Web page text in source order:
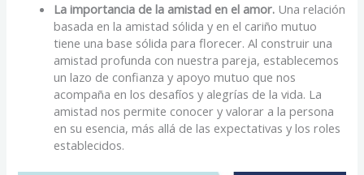
La importancia de la amistad en el amor. Una relación
basada en la amistad sólida y en el cariño mutuo
tiene una base sólida para florecer. Al construir una
amistad profunda con nuestra pareja, establecemos
un lazo de confianza y apoyo mutuo que nos
acompaña en los desafíos y alegrías de la vida. La
amistad nos permite conocer y valorar a la persona
en su esencia, más allá de las expectativas y los roles
establecidos.